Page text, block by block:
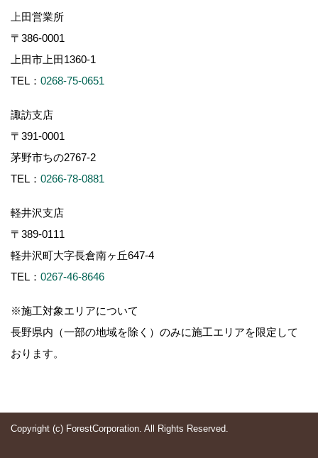
上田営業所
〒386-0001
上田市上田1360-1
TEL： 0268-75-0651
諏訪支店
〒391-0001
茅野市ちの2767-2
TEL： 0266-78-0881
軽井沢支店
〒389-0111
軽井沢町大字長倉南ヶ丘647-4
TEL： 0267-46-8646
※施工対象エリアについて
長野県内（一部の地域を除く）のみに施工エリアを限定して
おります。
Copyright (c) ForestCorporation. All Rights Reserved.